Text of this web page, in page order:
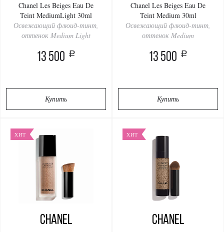
Chanel Les Beiges Eau De
Teint MediumLight 30ml
Освежающий флюид-тинт,
оттенок Medium Light
13 500 a
Купить
Chanel Les Beiges Eau De
Teint Medium 30ml
Освежающий флюид-тинт,
оттенок Medium
13 500 a
Купить
ХИТ
Chanel
ХИТ
Chanel